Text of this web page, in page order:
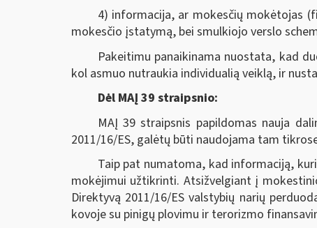
4) informacija, ar mokesčių mokėtojas
mokesčio įstatymą, bei smulkiojo verslo
Pakeitimu panaikinama nuostata, kad
kol asmuo nutraukia individualią veiklą, ir
Dėl MAĮ 39 straipsnio:
MAĮ 39 straipsnis papildomas nauja
2011/16/ES, galėtų būti naudojama tam
Taip pat numatoma, kad informaciją,
mokėjimui užtikrinti. Atsižvelgiant į
Direktyvą 2011/16/ES valstybių narių
kovoje su pinigų plovimu ir terorizmo